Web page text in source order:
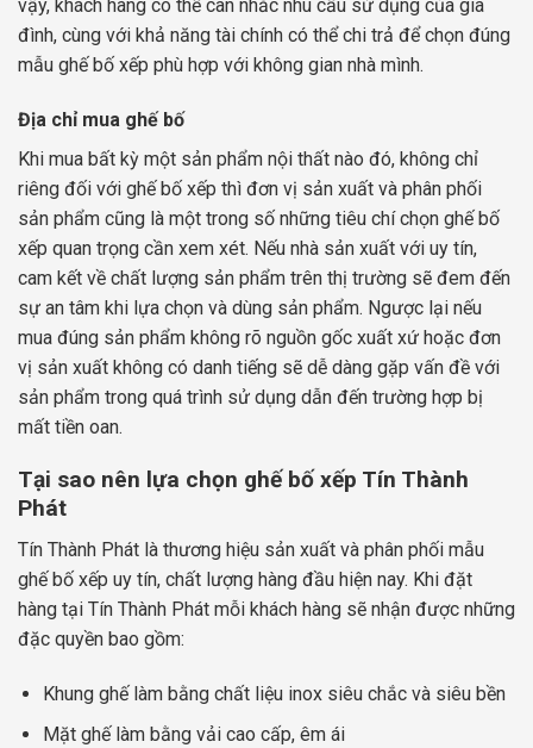
vậy, khách hàng có thể cân nhắc nhu cầu sử dụng của gia
đình, cùng với khả năng tài chính có thể chi trả để chọn đúng
mẫu ghế bố xếp phù hợp với không gian nhà mình.
Địa chỉ mua ghế bố
Khi mua bất kỳ một sản phẩm nội thất nào đó, không chỉ
riêng đối với ghế bố xếp thì đơn vị sản xuất và phân phối
sản phẩm cũng là một trong số những tiêu chí chọn ghế bố
xếp quan trọng cần xem xét. Nếu nhà sản xuất với uy tín,
cam kết về chất lượng sản phẩm trên thị trường sẽ đem đến
sự an tâm khi lựa chọn và dùng sản phẩm. Ngược lại nếu
mua đúng sản phẩm không rõ nguồn gốc xuất xứ hoặc đơn
vị sản xuất không có danh tiếng sẽ dễ dàng gặp vấn đề với
sản phẩm trong quá trình sử dụng dẫn đến trường hợp bị
mất tiền oan.
Tại sao nên lựa chọn ghế bố xếp Tín Thành
Phát
Tín Thành Phát là thương hiệu sản xuất và phân phối mẫu
ghế bố xếp uy tín, chất lượng hàng đầu hiện nay. Khi đặt
hàng tại Tín Thành Phát mỗi khách hàng sẽ nhận được những
đặc quyền bao gồm:
Khung ghế làm bằng chất liệu inox siêu chắc và siêu bền
Mặt ghế làm bằng vải cao cấp, êm ái